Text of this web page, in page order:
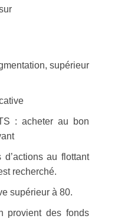
supérieur
: acheter au bon
au flottant
recherché.
supérieur à 80.
provient des fonds